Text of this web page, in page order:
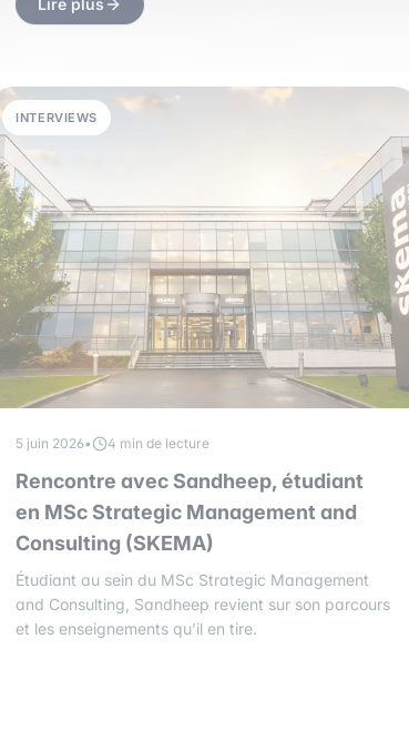
Lire plus
INTERVIEWS
5 juin 2026• 4 min de lecture
Rencontre avec Sandheep, étudiant
en MSc Strategic Management and
Consulting (SKEMA)
Étudiant au sein du MSc Strategic Management
and Consulting, Sandheep revient sur son parcours
et les enseignements qu’il en tire.